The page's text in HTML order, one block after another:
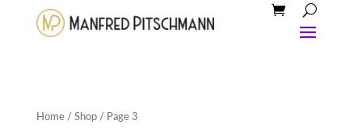
Home/ Shop/ Page 3